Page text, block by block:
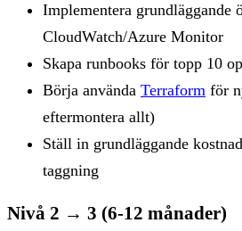
Implementera grundläggande
CloudWatch/Azure Monitor
Skapa runbooks för topp 10
Börja använda Terraform för
eftermontera allt)
Ställ in grundläggande
taggning
Nivå 2 → 3 (6-12 månader)